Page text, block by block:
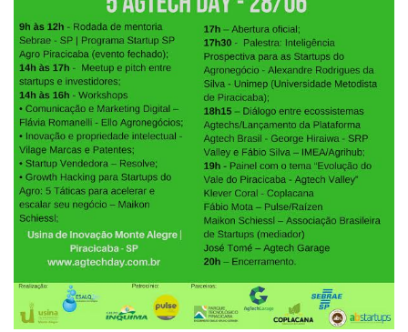
Propriedade Intelectual
Formas de Proteção
Patentes
Marcas
Softwares
Cultivares
Desenho Industrial
Buscar Anterioridade
Como solicitar
Portal do Inventor
VPI – Vocação para Inovação